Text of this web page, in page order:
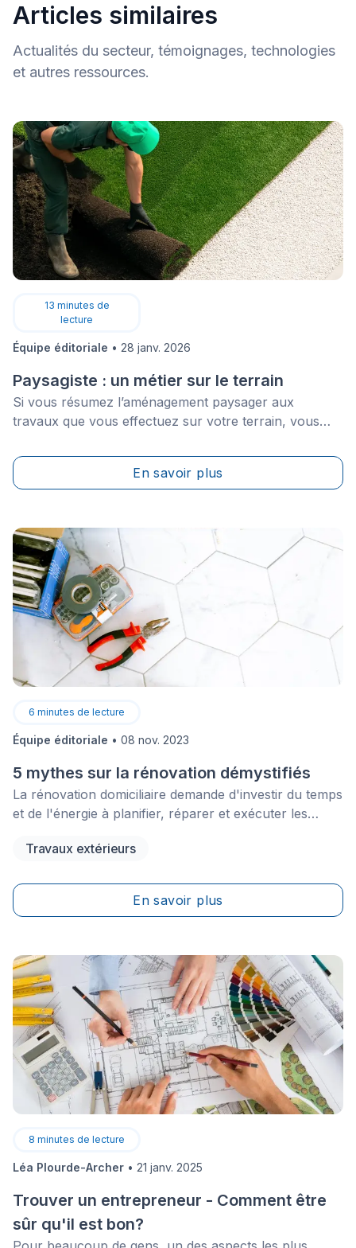
Articles similaires
Actualités du secteur, témoignages, technologies
et autres ressources.
13 minutes de
lecture
Équipe éditoriale • 28 janv. 2026
Paysagiste : un métier sur le terrain
Si vous résumez l’aménagement paysager aux
travaux que vous effectuez sur votre terrain, vous
publiques en ville, et cette pâle définition ne rend pas
compte de l’envergure que peut prendre certains
En savoir plus
6 minutes de lecture
Équipe éditoriale • 08 nov. 2023
5 mythes sur la rénovation démystifiés
La rénovation domiciliaire demande d'investir du temps
et de l'énergie à planifier, réparer et exécuter les
votre projet de rénovation, vous voudrez
problèmes que vous pourriez rencontrer.
Travaux extérieurs
En savoir plus
8 minutes de lecture
Léa Plourde-Archer • 21 janv. 2025
Trouver un entrepreneur - Comment être
sûr qu'il est bon?